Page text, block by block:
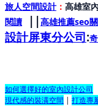
旅人空間設計： 高雄室
閱讀
||高雄推薦seo
設計屏東分公司:
如何選擇好的室內設計公司
現代感的裝潢空間 | 打造專